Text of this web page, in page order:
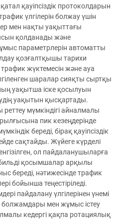
қауіпсіздік протоколдарын
үлгілерін болжау үшін
мен нақты уақыттағы
қолданады және
параметрлерін автоматты
қозғалтқышы тарихи
трафик жүктемесін және ауа
шаралар сияқты сыртқы
уақытша іске қосылуын
уақытын қысқартады.
мүмкіндігі айналмалы
пик кезеңдерінде
береді, бірақ қауіпсіздік
сақтайды. Жүйеге күрделі
ол пайдаланушыларға
қосымшалар арқылы
береді, нәтижесінде трафик
бойынша теңестіріледі.
пайдалану үлгілерінен үнемі
болжамдары мен жұмыс істеу
кедергі қақпа ротациялық